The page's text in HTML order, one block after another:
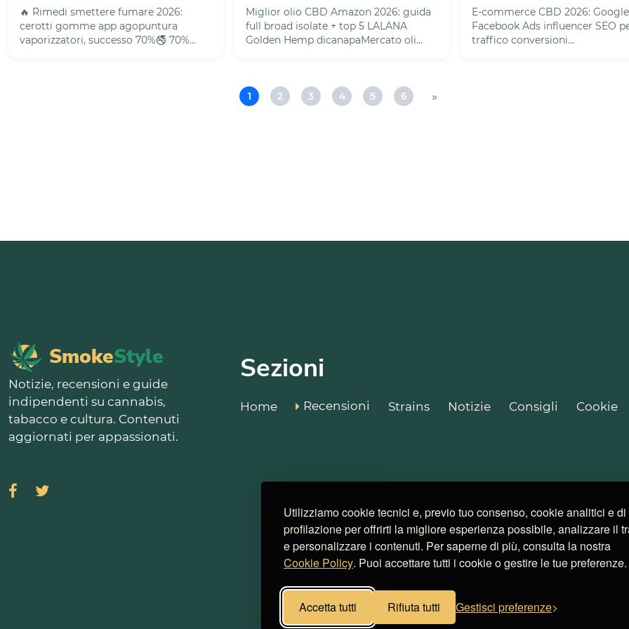
Utilizziamo cookie tecnici e, previo tuo consenso, cookie analitici e di
profilazione per offrirti la migliore esperienza possibile, analizzare il
e personalizzare i contenuti. Per saperne di più, consulta la nostra
Cookie Policy. Puoi accettare tutti i cookie o gestire le tue preferenze.
Accetta tutti Rifiuta tutti Gestisci preferenze
🔥 Rimedi smettere fumare 2026:
cerotti gomme app agopuntura
vaporizzatori, successo 70%🚭 70%
Miglior olio CBD Amazon 2026: guida
full broad isolate + top 5 LALANA
Golden Hemp dicanapaMercato oli
E-commerce CBD 2026:
Facebook Ads influencer SEO
traffico conversioni
1
Pagina
2
Pagina
3
Pagina
4
Pagina
5
Pagina
6
Pagina
»
SmokeStyle
Notizie, recensioni e guide
indipendenti su cannabis,
tabacco e cultura. Contenuti
aggiornati per appassionati.
Sezioni
Home Recensioni Strains Notizie Consigli Cookie